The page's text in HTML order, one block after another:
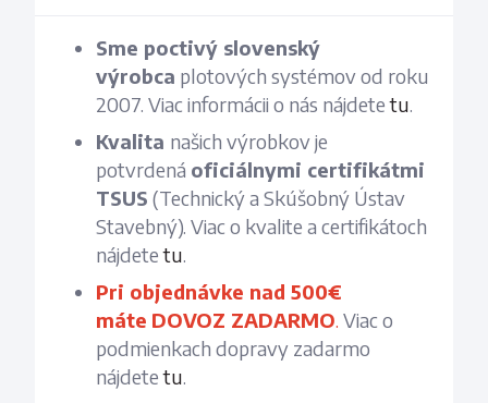
Sme poctivý slovenský
výrobca plotových systémov od roku
2007. Viac informácii o nás nájdetetu.
Kvalita našich výrobkov je
potvrdená oficiálnymi certifikátmi
TSUS (Technický a Skúšobný Ústav
Stavebný). Viac o kvalite a certifikátoch
nájdetetu.
Pri objednávke nad 500€
máte DOVOZ ZADARMO. Viac o
podmienkach dopravy zadarmo
nájdetetu.